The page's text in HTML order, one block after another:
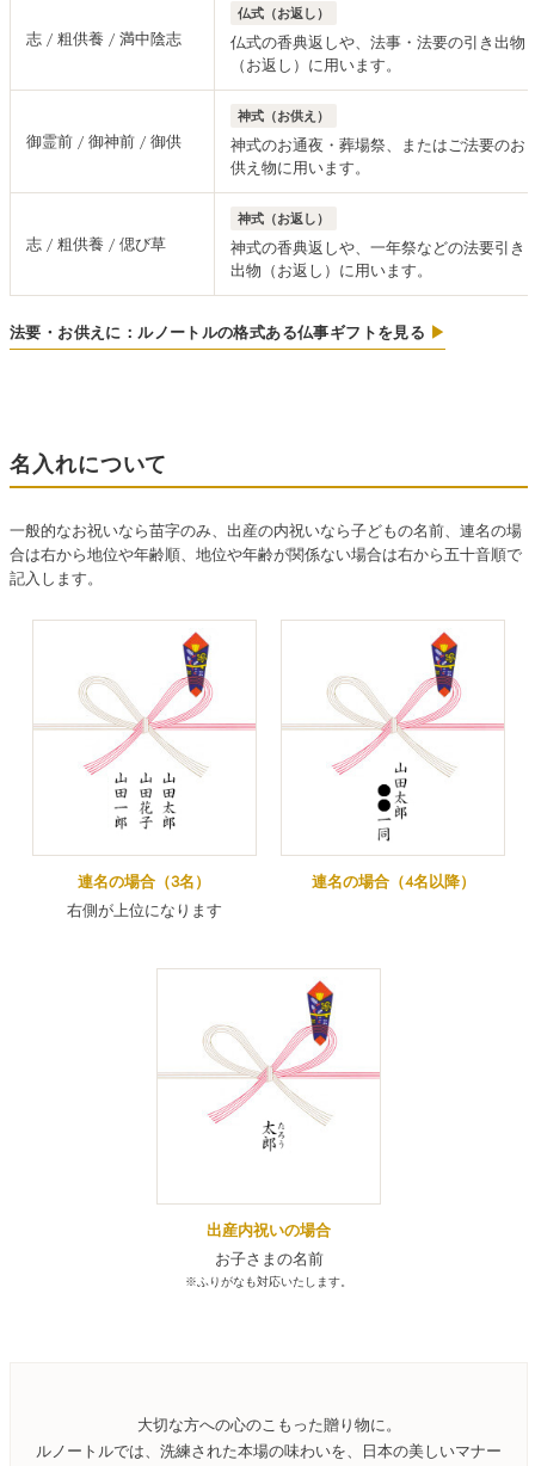
志 / 粗供養 / 満中陰志
仏式（お返し）
仏式の香典返しや、法事・法要の引き出物
（お返し）に用います。
御霊前 / 御神前 / 御供
神式（お供え）
神式のお通夜・葬場祭、またはご法要のお
供え物に用います。
志 / 粗供養 / 偲び草
神式（お返し）
神式の香典返しや、一年祭などの法要引き
出物（お返し）に用います。
法要・お供えに：ルノートルの格式ある仏事ギフトを見る ▶
名入れについて
一般的なお祝いなら苗字のみ、出産の内祝いなら子どもの名前、連名の場
合は右から地位や年齢順、地位や年齢が関係ない場合は右から五十音順で
記入します。
連名の場合（3名）
右側が上位になります
連名の場合（4名以降）
出産内祝いの場合
お子さまの名前
※ふりがなも対応いたします。
大切な方への心のこもった贈り物に。
ルノートルでは、洗練された本場の味わいを、日本の美しいマナー